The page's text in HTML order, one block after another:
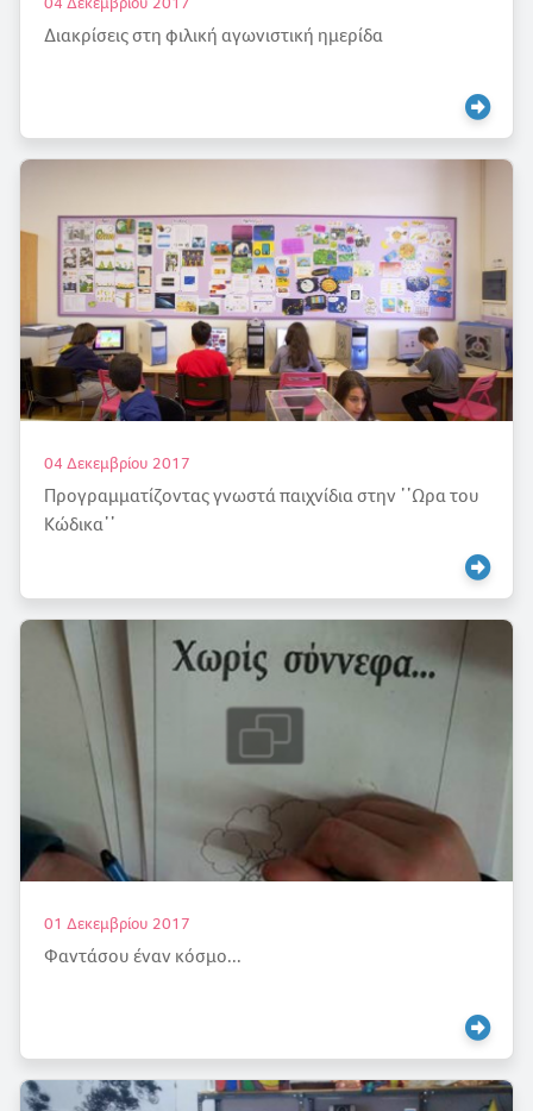
Διακρίσεις στη φιλική αγωνιστική ημερίδα
04 Δεκεμβρίου 2017
Προγραμματίζοντας γνωστά παιχνίδια στην ᾽᾽Ωρα του
Κώδικα᾽᾽
01 Δεκεμβρίου 2017
Φαντάσου έναν κόσμο...